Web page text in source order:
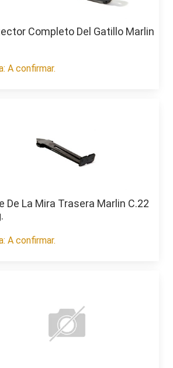
Completo Del Gatillo Marlin
A confirmar.
De La Mira Trasera Marlin C.22
A confirmar.